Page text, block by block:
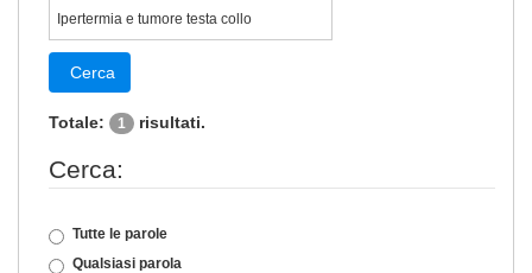
Cerca
Totale: 1 risultati.
Cerca:
Tutte le parole
Qualsiasi parola